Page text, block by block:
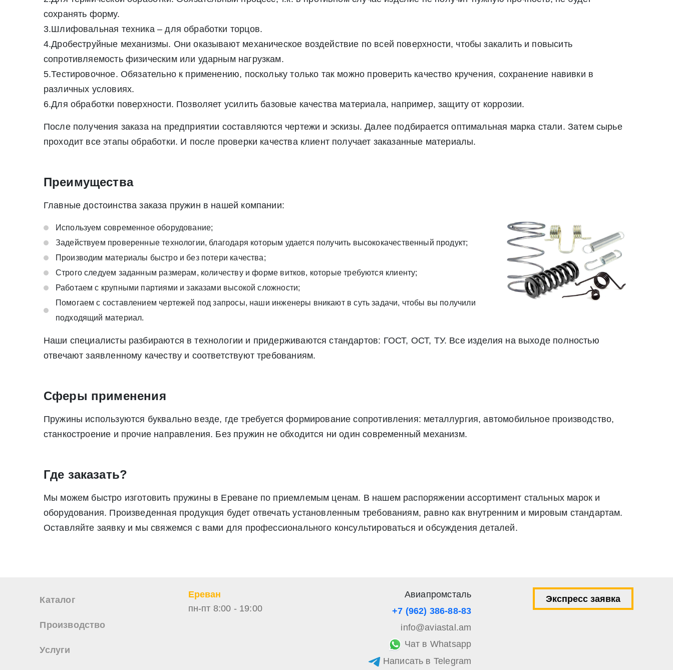
сохранять форму.
3.Шлифовальная техника – для обработки торцов.
4.Дробеструйные механизмы. Они оказывают механическое воздействие по всей поверхности, чтобы закалить и повысить
сопротивляемость физическим или ударным нагрузкам.
5.Тестировочное. Обязательно к применению, поскольку только так можно проверить качество кручения, сохранение навивки в
различных условиях.
6.Для обработки поверхности. Позволяет усилить базовые качества материала, например, защиту от коррозии.
После получения заказа на предприятии составляются чертежи и эскизы. Далее подбирается оптимальная марка стали. Затем сырье
проходит все этапы обработки. И после проверки качества клиент получает заказанные материалы.
Преимущества
Главные достоинства заказа пружин в нашей компании:
Используем современное оборудование;
Задействуем проверенные технологии, благодаря которым удается получить высококачественный продукт;
Производим материалы быстро и без потери качества;
Строго следуем заданным размерам, количеству и форме витков, которые требуются клиенту;
Работаем с крупными партиями и заказами высокой сложности;
Помогаем с составлением чертежей под запросы, наши инженеры вникают в суть задачи, чтобы вы получили
подходящий материал.
Наши специалисты разбираются в технологии и придерживаются стандартов: ГОСТ, ОСТ, ТУ. Все изделия на выходе полностью
отвечают заявленному качеству и соответствуют требованиям.
Сферы применения
Пружины используются буквально везде, где требуется формирование сопротивления: металлургия, автомобильное производство,
станкостроение и прочие направления. Без пружин не обходится ни один современный механизм.
Где заказать?
Мы можем быстро изготовить пружины в Ереване по приемлемым ценам. В нашем распоряжении ассортимент стальных марок и
оборудования. Произведенная продукция будет отвечать установленным требованиям, равно как внутренним и мировым стандартам.
Оставляйте заявку и мы свяжемся с вами для профессионального консультироваться и обсуждения деталей.
Каталог
Производство
Услуги
Ереван
пн-пт 8:00 - 19:00
Авиапромсталь
+7 (962) 386-88-83
info@aviastal.am
Чат в Whatsapp
Написать в Telegram
Экспресс заявка
Нажимая на кнопку «Отправить заявку» Вы даете согласие на обработку своих персональных данных в соответствии со статьей 9 Федерального закона от 27
июля 2006 г. N 152-ФЗ «О персональных данных», а также соглашаетесь на информационную рассылку по средством e-mail или СМС
Отправить заявку
Нажимая на кнопку «Отправить заявку» Вы даете согласие на обработку своих персональных данных в соответствии со статьей 9 Федерального закона от 27 июля 2006 г. N 152-ФЗ «О
персональных данных», а также соглашаетесь на информационную рассылку по средством e-mail или СМС